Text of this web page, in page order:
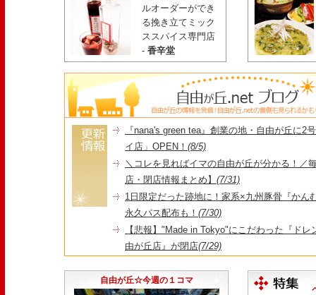
ルオーダーができ
る挽き立てミック
ススパイス専門店
- 香辛堂
『nana's green tea』創業の地・自由が丘に2
イ店」OPEN！ (8/5)
＼コレを見ればイマの自由が丘が分かる！／
店・閉店情報まとめ】 (7/31)
1日限定だった跡地に！家系×九州豚骨『かん
永久パス配布も！ (7/30)
【悲報】"Made in Tokyo"にこだわった『ド
由が丘店』が閉店(7/29)
25日をもって86年の歴史に幕
(7/23)
自由が丘☆今週の１コマ